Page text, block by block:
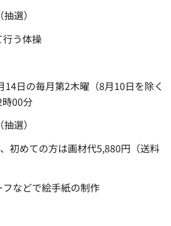
選）
行う体操
14日の毎月第2木曜（8月10日を除く
00分
選）
初めての方は画材代5,880円（送料
フなどで絵手紙の制作